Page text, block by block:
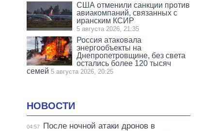
США отменили санкции против
авиакомпаний, связанных с
иранским КСИР
5 августа 2026, 21:35
Россия атаковала
энергообъекты на
Днепропетровщине, без света
остались более 120 тысяч
семей 5 августа 2026, 20:25
НОВОСТИ
04:57
После ночной атаки дронов в